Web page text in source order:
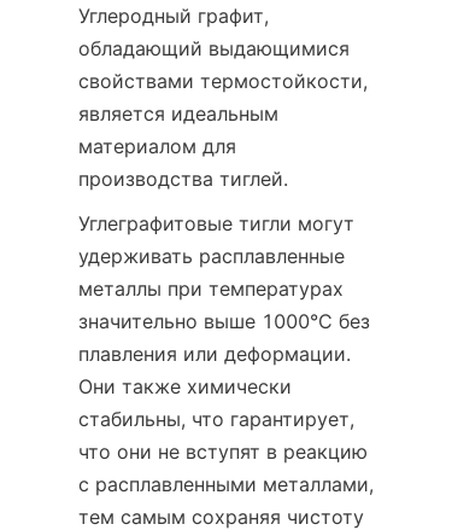
Углеродный графит,
обладающий выдающимися
свойствами термостойкости,
является идеальным
материалом для
производства тиглей.
Углеграфитовые тигли могут
удерживать расплавленные
металлы при температурах
значительно выше 1000°C без
плавления или деформации.
Они также химически
стабильны, что гарантирует,
что они не вступят в реакцию
с расплавленными металлами,
тем самым сохраняя чистоту